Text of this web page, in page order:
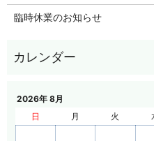
臨時休業のお知らせ
2026年 8月
日
月 火